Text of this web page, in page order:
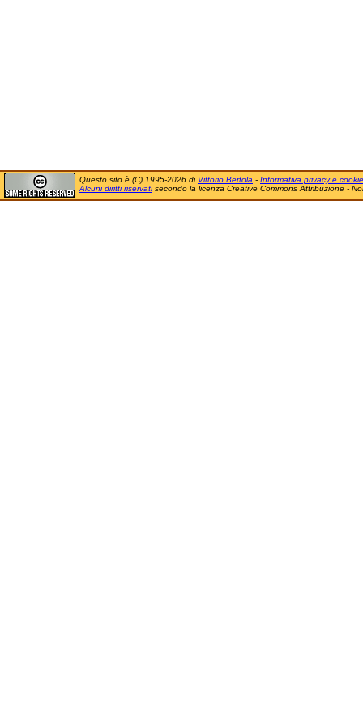
Questo sito è (C) 1995-2026 di Vittorio Bertola - Informativa privacy e cookie
Alcuni diritti riservatisecondo la licenza Creative Commons Attribuzione -